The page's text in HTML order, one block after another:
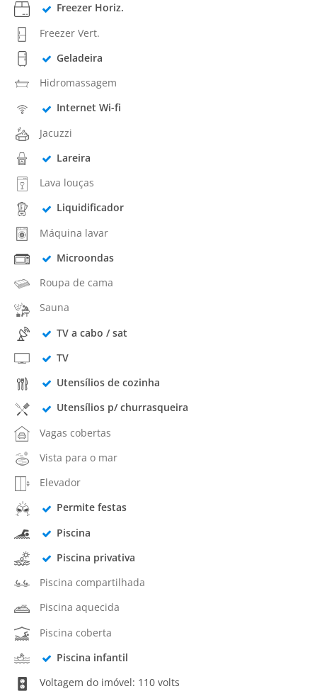
Freezer Horiz.
Freezer Vert.
Geladeira
Hidromassagem
Internet Wi-fi
Jacuzzi
Lareira
Lava louças
Liquidificador
Máquina lavar
Microondas
Roupa de cama
Sauna
TV a cabo / sat
TV
Utensílios de cozinha
Utensílios p/ churrasqueira
Vagas cobertas
Vista para o mar
Elevador
Permite festas
Piscina
Piscina privativa
Piscina compartilhada
Piscina aquecida
Piscina coberta
Piscina infantil
Voltagem do imóvel: 110 volts